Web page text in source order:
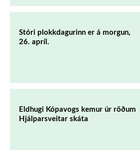
Stóri plokkdagurinn er á morgun,
26. apríl.
Eldhugi Kópavogs kemur úr röðum
Hjálparsveitar skáta